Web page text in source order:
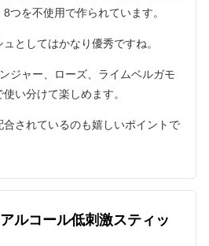
つを不使用で作られています。
としてはかなり優秀ですね。
ジャー、ローズ、ライムベルガモ
い分けて楽しめます。
されているのも嬉しいポイントで
ルコール低刺激スティッ